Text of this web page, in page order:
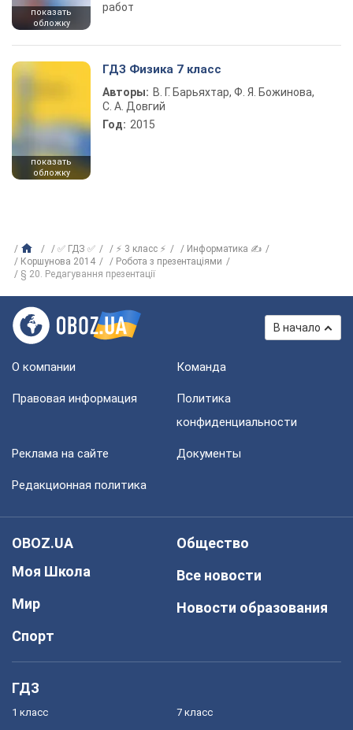
показать
обложку
работ
показать
обложку
ГДЗ Физика 7 класс
Авторы: В. Г. Барьяхтар, Ф. Я. Божинова,
С. А. Довгий
Год: 2015
✅ ГДЗ ✅ ⚡ 3 класс ⚡
Информатика ✍
Коршунова 2014
Робота з презентаціями
§ 20. Редагування презентації
В начало
О компании Команда
Правовая информация
Политика
конфиденциальности
Реклама на сайте Документы
Редакционная политика
OBOZ.UA
Моя Школа
Мир
Спорт
Общество
Все новости
Новости образования
ГДЗ
1 класс 7 класс